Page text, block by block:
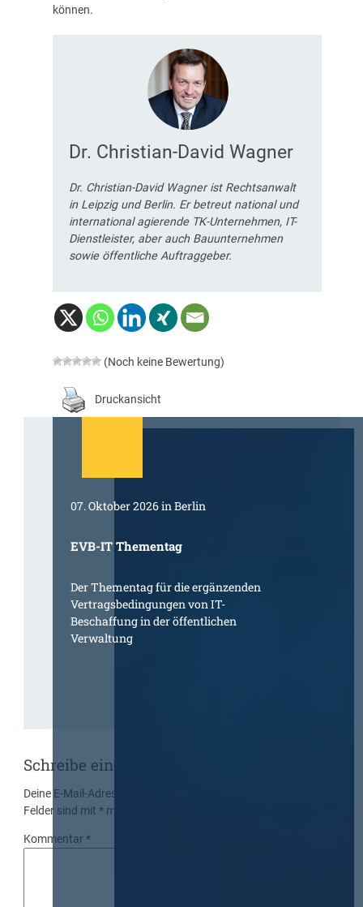
können.
Dr. Christian-David Wagner
Dr. Christian-David Wagner ist Rechtsanwalt
in Leipzig und Berlin. Er betreut national und
international agierende TK-Unternehmen, IT-
Dienstleister, aber auch Bauunternehmen
sowie öffentliche Auftraggeber.
(Noch keine Bewertung)
Druckansicht
07. Oktober 2026 in Berlin
EVB-IT Thementag
Der Thementag für die ergänzenden
Vertragsbedingungen von IT-
Beschaffung in der öffentlichen
Verwaltung
Schreibe einen Kommentar
Deine E-Mail-Adresse wird nicht veröffentlicht.
Felder sind mit* markiert
Kommentar*